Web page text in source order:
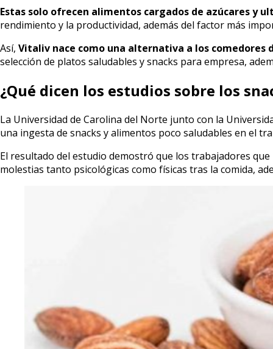
Estas solo ofrecen alimentos cargados de azúcares y
rendimiento y la productividad, además del factor más
Así, Vitaliv nace como una alternativa a los comedores
selección de platos saludables y snacks para empresa,
¿Qué dicen los estudios sobre los
La Universidad de Carolina del Norte junto con la
una ingesta de snacks y alimentos poco saludables en el
El resultado del estudio demostró que los trabajadores
molestias tanto psicológicas como físicas tras la comida,